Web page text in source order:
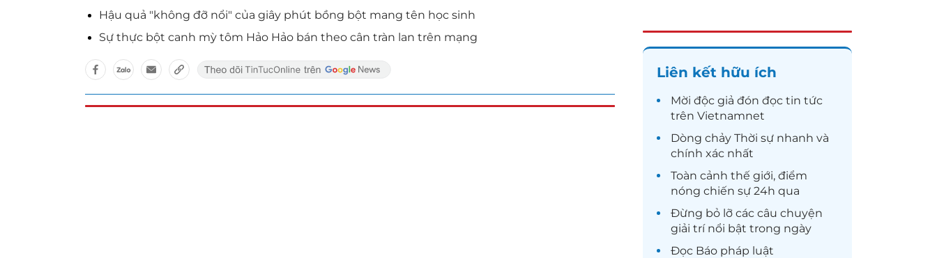
Hậu quả "không đỡ nổi" của giây phút bồng bột mang tên học sinh
Sự thực bột canh mỳ tôm Hảo Hảo bán theo cân tràn lan trên mạng
Liên kết hữu ích
Mời độc giả đón đọc tin tức
trên Vietnamnet
Dòng chảy Thời sự nhanh và
chính xác nhất
Toàn cảnh thế giới, điểm
nóng chiến sự 24h qua
Đừng bỏ lỡ các câu chuyện
giải trínổi bật trong ngày
Đọc Báo pháp luật